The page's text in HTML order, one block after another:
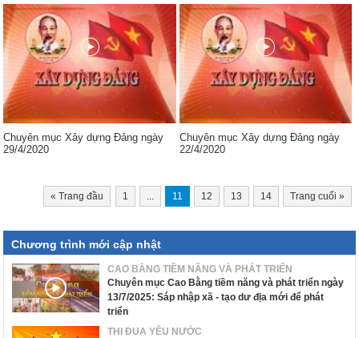
Chuyên mục Xây dựng Đảng ngày
29/4/2020
Chuyên mục Xây dựng Đảng ngày
22/4/2020
« Trang đầu 1 11 12 13 14 Trang cuối »
Chương trình mới cập nhật
CAO BẰNG TIỀM NĂNG VÀ PHÁT TRIỂN
Chuyên mục Cao Bằng tiềm năng và phát triển ngày
13/7/2025: Sáp nhập xã - tạo dư địa mới để phát
triển
THI ĐUA YÊU NƯỚC